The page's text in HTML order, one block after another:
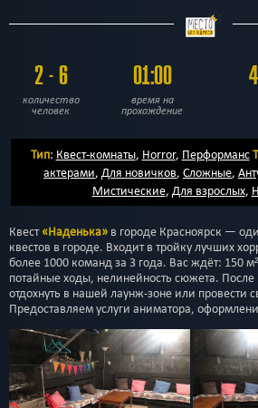
2 - 6
количество
человек
01:00
время на
прохождение
Тип: Квест-комнаты, Horror, Перформанс
актерами, Для новичков, Сложные,
Мистические, Для взрослых,
Квест«Наденька» в городе Красноярск —
квестов в городе. Входит в тройку лучших
более 1000 команд за 3 года. Вас ждёт: 150
потайные ходы, нелинейность сюжета.
отдохнуть в нашей лаунж-зоне или провести
Предоставляем услуги аниматора,